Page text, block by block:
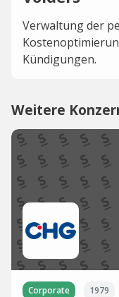
Verwaltung der
Kündigungen.
Weitere
Corporate 1979